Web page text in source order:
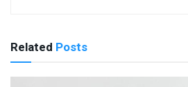
Related Posts